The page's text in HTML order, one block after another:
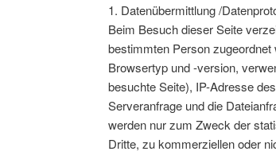
1. Datenübermittlung /
Beim Besuch dieser Seite
bestimmten Person
Browsertyp und -version,
besuchte Seite), IP-Adresse
Serveranfrage und die
werden nur zum Zweck der
Dritte, zu kommerziellen oder